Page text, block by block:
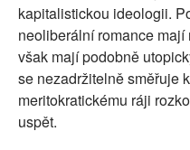
kapitalistickou ideologii.
neoliberální romance
však mají podobně
se nezadržitelně směřuje
meritokratickému ráji
uspět.